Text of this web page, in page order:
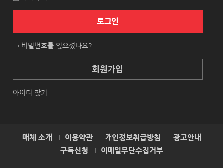
로그인
→ 비밀번호를 잊으셨나요?
회원가입
아이디 찾기
매체 소개 이용약관 개인정보취급방침
광고안내
구독신청
이메일무단수집거부